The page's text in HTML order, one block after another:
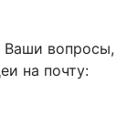
вопросы,
на почту: